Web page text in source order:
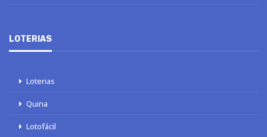
LOTERIAS
Loterias
Quina
Lotofácil